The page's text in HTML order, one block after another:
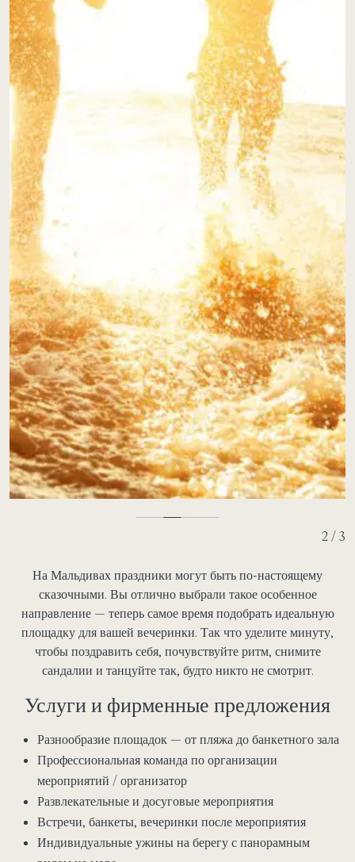
2 / 3
На Мальдивах праздники могут быть по-настоящему
сказочными. Вы отлично выбрали такое особенное
направление — теперь самое время подобрать идеальную
площадку для вашей вечеринки. Так что уделите минуту,
чтобы поздравить себя, почувствуйте ритм, снимите
сандалии и танцуйте так, будто никто не смотрит.
Услуги и фирменные предложения
Разнообразие площадок — от пляжа до банкетного зала
Профессиональная команда по организации
мероприятий / организатор
Развлекательные и досуговые мероприятия
Встречи, банкеты, вечеринки после мероприятия
Индивидуальные ужины на берегу с панорамным